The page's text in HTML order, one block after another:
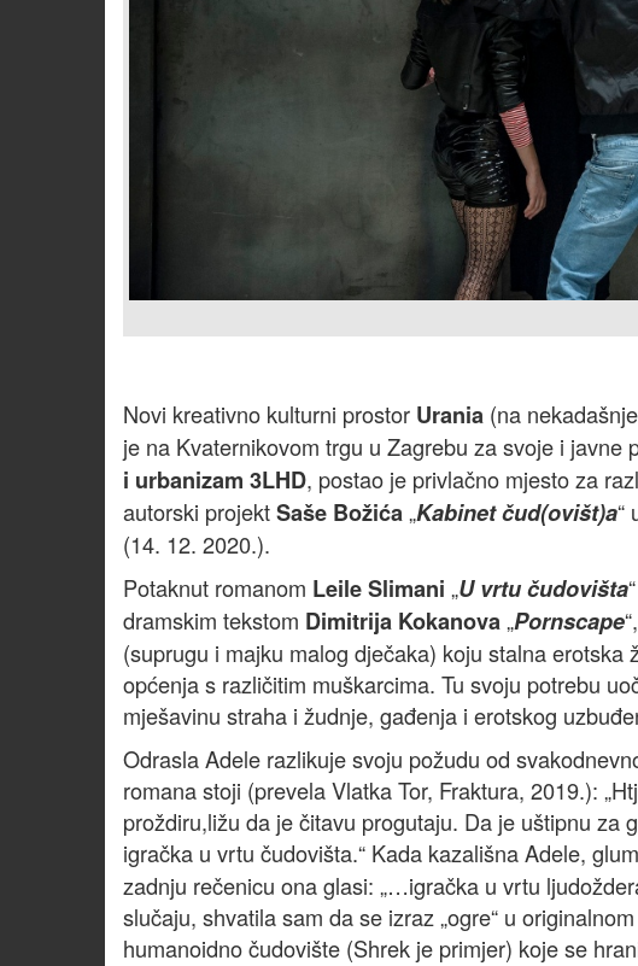
Novi kreativno kulturni prostor Urania (na
je na Kvaternikovom trgu u Zagrebu za svoje i javne
i urbanizam 3LHD, postao je privlačno mjesto za
autorski projektSaše Božića„Kabinet čud(ovišt)a“
(14. 12. 2020.).
Potaknut romanom Leile Slimani „U vrtu čudovišta
dramskim tekstom Dimitrija Kokanova„Pornscape
(suprugu i majku malog dječaka) koju stalna erotska
općenja s različitim muškarcima. Tu svoju potrebu
mješavinu straha i žudnje, gađenja i erotskog
Odrasla Adele razlikuje svoju požudu od
romana stoji (prevela Vlatka Tor, Fraktura, 2019.):
proždiru,ližu da je čitavu progutaju. Da je uštipnu za
igračka u vrtu čudovišta.“ Kada kazališna Adele,
zadnju rečenicu ona glasi: „…igračka u vrtu
slučaju, shvatila sam da se izraz „ogre“ u
humanoidno čudovište (Shrek je primjer) koje se